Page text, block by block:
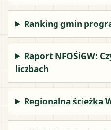
Ranking gmin
Raport NFOŚiGW:
liczbach
Regionalna ścieżka